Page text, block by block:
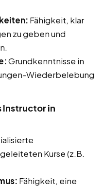
Fähigkeit, klar
zu geben und
Grundkenntnisse in
Wiederbelebung
Instructor in
Kurse (z.B.
Fähigkeit, eine